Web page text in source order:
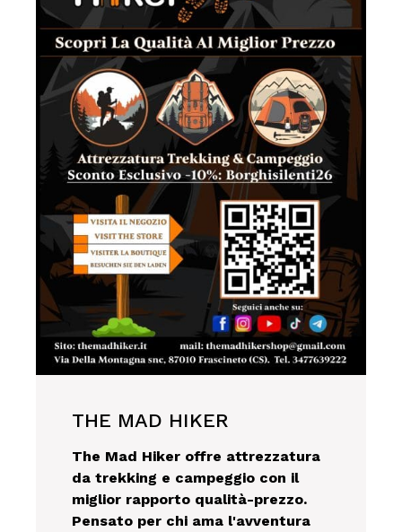
THE MAD HIKER
The Mad Hiker offre attrezzatura
da trekking e campeggio con il
miglior rapporto qualità-prezzo.
Pensato per chi ama l'avventura